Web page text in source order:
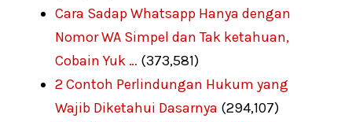
Cara Sadap Whatsapp Hanya dengan
Nomor WA Simpel dan Tak ketahuan,
Cobain Yuk … (373,581)
2 Contoh Perlindungan Hukum yang
Wajib Diketahui Dasarnya (294,107)